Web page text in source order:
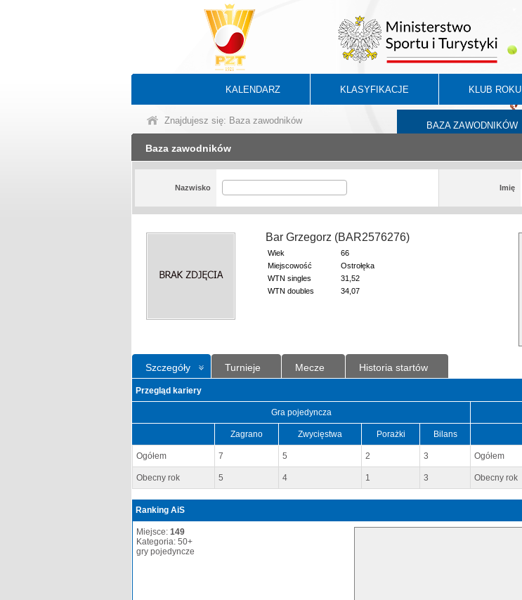
KALENDARZ KLASYFIKACJE KLUB ROKU
BAZA ZAWODNIKÓW
Znajdujesz się: Baza zawodników
Baza zawodników
Nazwisko Imię
Bar Grzegorz (BAR2576276)
Wiek
66
Miejscowość
Ostrołęka
WTN singles
31,52
WTN doubles
34,07
Szczegóły Turnieje Mecze Historia startów
Przegląd kariery
Gra pojedyncza
Zagrano Zwycięstwa Porażki Bilans
Ogółem 7 5 2 3 Ogółem
Obecny rok 5 4 1 3 Obecny rok
Ranking AiS
Miejsce: 149
Kategoria: 50+
gry pojedyncze